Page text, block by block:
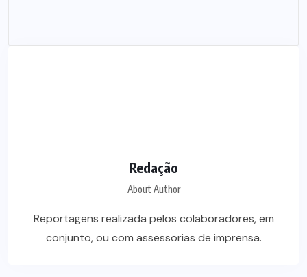
Redação
About Author
Reportagens realizada pelos colaboradores, em
conjunto, ou com assessorias de imprensa.